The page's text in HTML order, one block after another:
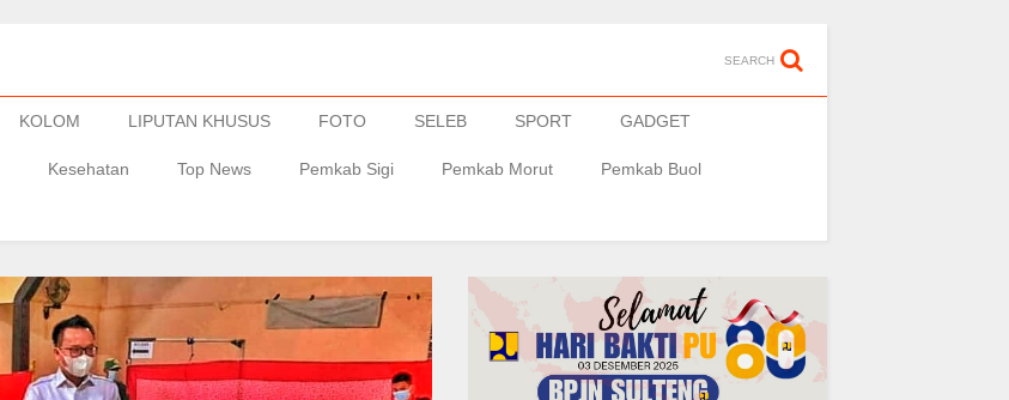
SEARCH
KOLOM LIPUTAN KHUSUS FOTO SELEB SPORT GADGET
Kesehatan Top News Pemkab Sigi Pemkab Morut Pemkab Buol